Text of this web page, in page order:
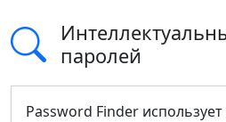
паролей
Password Finder